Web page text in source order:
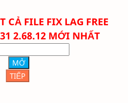
FILE FIX LAG FREE
2.68.12 MỚI NHẤT
MỞ
TIẾP